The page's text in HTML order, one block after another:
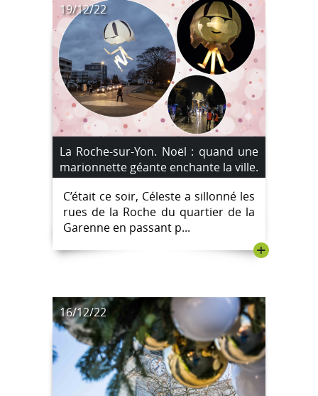
19/12/22
La Roche-sur-Yon. Noël : quand une
marionnette géante enchante la ville.
C’était ce soir, Céleste a sillonné les
rues de la Roche du quartier de la
Garenne en passant p...
+
16/12/22